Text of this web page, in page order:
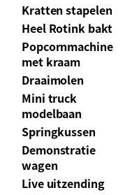
Kratten stapelen
Heel Rotink bakt
Popcornmachine
met kraam
Draaimolen
Mini truck
modelbaan
Springkussen
Demonstratie
wagen
Live uitzending